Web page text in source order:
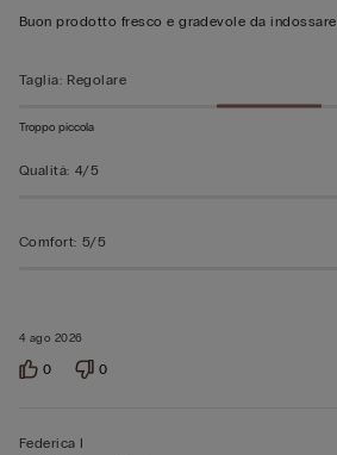
su
4 ago 2026
Buon prodotto fresco e gradevole da indossare
Taglia: Regolare
Troppo piccola
Qualità: 4/5
Comfort: 5/5
0 0
Federica I